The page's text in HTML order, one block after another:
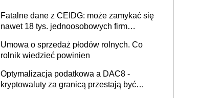
Fatalne dane z CEIDG: może zamykać się
nawet 18 tys. jednoosobowych firm
Umowa o sprzedaż płodów rolnych. Co
rolnik wiedzieć powinien
Optymalizacja podatkowa a DAC8 -
kryptowaluty za granicą przestają być